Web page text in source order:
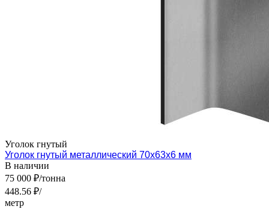
Уголок гнутый
Уголок гнутый металлический 70х63х6 мм
В наличии
75 000 ₽/тонна
448.56 ₽/
метр